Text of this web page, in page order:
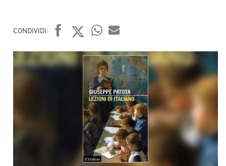
CONDIVIDI:
FACEBOOK
TWITTER
WHATSAPP
MAIL